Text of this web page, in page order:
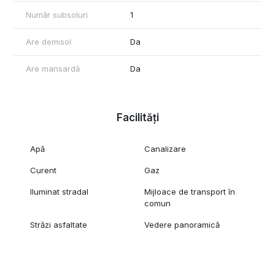
Număr subsoluri 1
Are demisol Da
Are mansardă Da
Facilități
Apă Canalizare
Curent Gaz
Iluminat stradal
Mijloace de transport în
comun
Străzi asfaltate Vedere panoramică